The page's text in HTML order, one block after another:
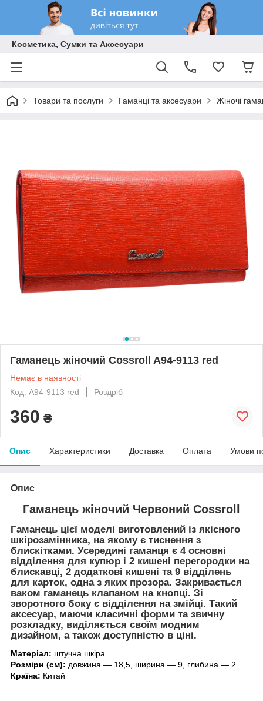
Косметика, Сумки та Аксесуари
Товари та послуги Гаманці та аксесуари Жіночі
Гаманець жіночий Cossroll A94-9113 red
Немає в наявності
Код: A94-9113 red
Роздріб
360 ₴
Опис Характеристики Доставка Оплата Умови
Опис
Гаманець жіночий Червоний Cossroll
Гаманець цієї моделі виготовлений із якісного
шкірозамінника, на якому є тиснення з
блискітками. Усередині гаманця є 4 основні
відділення для купюр і 2 кишені перегородки на
блискавці, 2 додаткові кишені та 9 відділень
для карток, одна з яких прозора. Закривається
ваком гаманець клапаном на кнопці. Зі
зворотного боку є відділення на змійці. Такий
аксесуар, маючи класичні форми та звичну
розкладку, виділяється своїм модним
дизайном, а також доступністю в ціні.
Матеріал: штучна шкіра
Розміри (см): довжина — 18,5, ширина — 9, глибина — 2
Країна: Китай